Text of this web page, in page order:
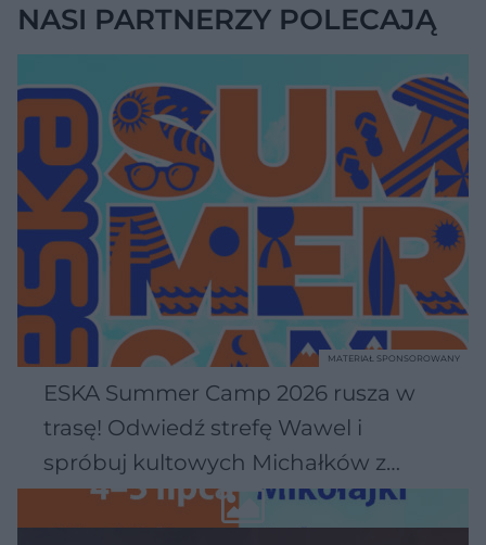
NASI PARTNERZY POLECAJĄ
ESKA Summer Camp 2026 rusza w
trasę! Odwiedź strefę Wawel i
spróbuj kultowych Michałków z
Wawelu
MATERIAŁ SPONSOROWANY